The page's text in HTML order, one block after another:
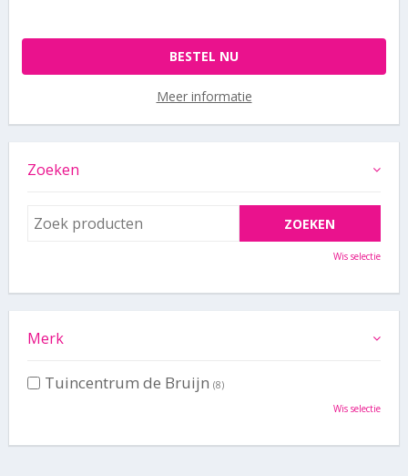
Meer informatie
BESTEL NU
Zoeken
Wis selectie
Merk
Tuincentrum de Bruijn (8)
Wis selectie